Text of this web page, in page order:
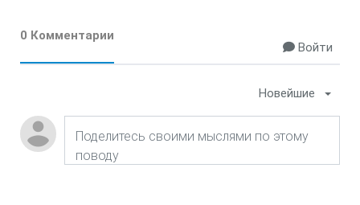
0 Комментарии
Войти
Новейшие